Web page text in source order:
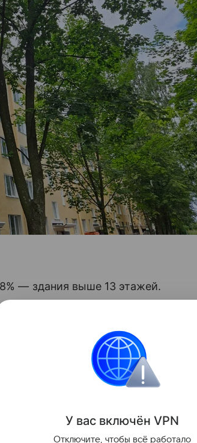
— здания выше 13 этажей.
назвали низкую плотность
и эмоциональный комфорт.
меньшее время на передвижение
квартиру в малоэтажном доме, еще
что не готовы платить больше
У вас включён VPN
Отключите, чтобы всё работало